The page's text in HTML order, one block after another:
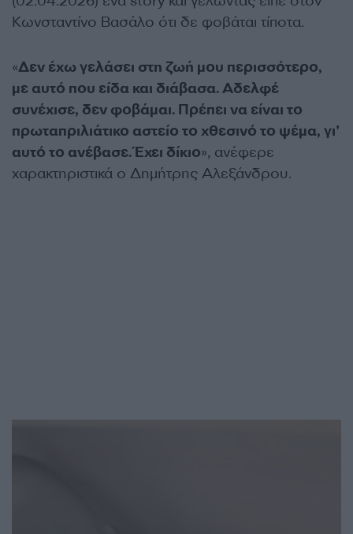
Κωνσταντίνο Βασάλο ότι δε φοβάται τίποτα.
«Δεν έχω γελάσει στη ζωή μου περισσότερο,
με αυτό που είδα και διάβασα. Αδελφέ
συνέχισε, δεν φοβάμαι. Πρέπει να είναι το
πρωταπριλιάτικο αστείο το χθεσινό το ψέμα, γι’
αυτό το ανέβασε. Έχει δίκιο», ανέφερε
χαρακτηριστικά ο Δημήτρης Αλεξάνδρου.